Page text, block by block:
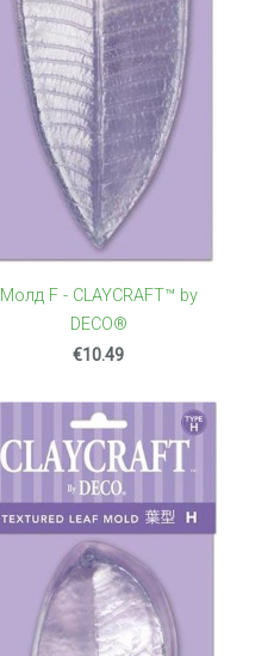
Молд F - CLAYCRAFT™ by
DECO®
€10.49